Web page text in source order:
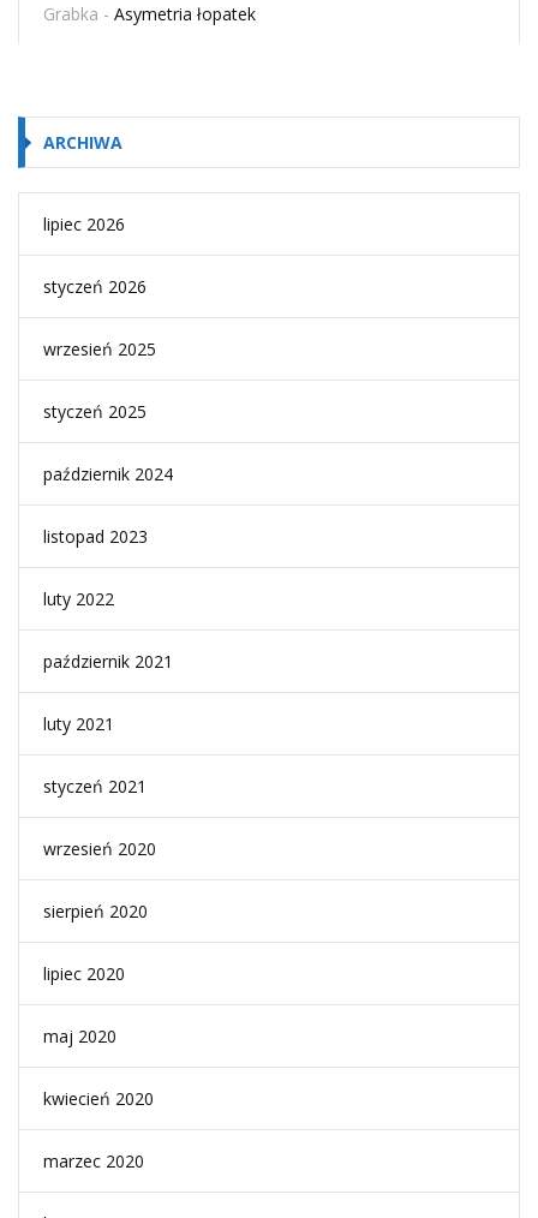
Grabka - Asymetria łopatek
ARCHIWA
lipiec 2026
styczeń 2026
wrzesień 2025
styczeń 2025
październik 2024
listopad 2023
luty 2022
październik 2021
luty 2021
styczeń 2021
wrzesień 2020
sierpień 2020
lipiec 2020
maj 2020
kwiecień 2020
marzec 2020